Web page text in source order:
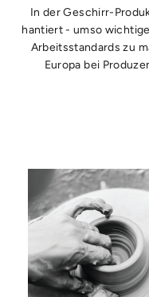
In der Geschirr-
hantiert - umso
Arbeitsstandards zu
Europa bei